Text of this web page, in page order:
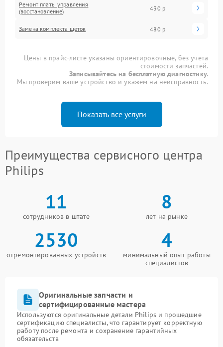
Ремонт платы управления
(восстановление)
430 р
Замена комплекта щеток 480 р
Цены в прайс-листе указаны ориентировочные, без учета
стоимости запчастей.
Записывайтесь на бесплатную диагностику.
Мы проверим ваше устройство и укажем на неисправность.
Показать все услуги
Преимущества сервисного центра
Philips
11
сотрудников в штате
8
лет на рынке
2530
отремонтированных устройств
4
минимальный опыт работы
специалистов
Оригинальные запчасти и
сертифицированные мастера
Используются оригинальные детали Philips и прошедшие
сертификацию специалисты, что гарантирует корректную
работу после ремонта и сохранение гарантийных
обязательств